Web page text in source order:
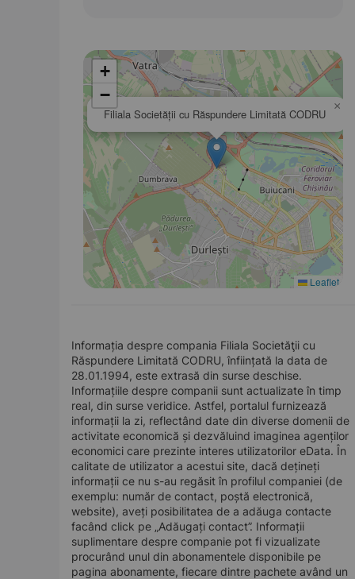
Filiala Societăţii cu Răspundere Limitată CODRU
×
+
−
Leaflet
Informația despre compania Filiala Societăţii cu
Răspundere Limitată CODRU, înființată la data de
28.01.1994, este extrasă din surse deschise.
Informațiile despre companii sunt actualizate în timp
real, din surse veridice. Astfel, portalul furnizează
informații la zi, reflectând date din diverse domenii de
activitate economică și dezvăluind imaginea agenților
economici care prezinte interes utilizatorilor eData. În
calitate de utilizator a acestui site, dacă dețineți
informații ce nu s-au regăsit în profilul companiei (de
exemplu: număr de contact, poștă electronică,
website), aveți posibilitatea de a adăuga contacte
facând click pe „Adăugați contact”. Informații
suplimentare despre companie pot fi vizualizate
procurând unul din abonamentele disponibile pe
pagina abonamente, fiecare dintre pachete având un